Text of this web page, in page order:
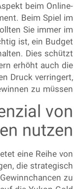
beim Online-
Beim Spiel im
Sie immer im
ist, ein Budget
Dies schützt
erhöht auch die
Druck verringert,
zu müssen.
von
nutzen
eine Reihe von
die strategisch
zu